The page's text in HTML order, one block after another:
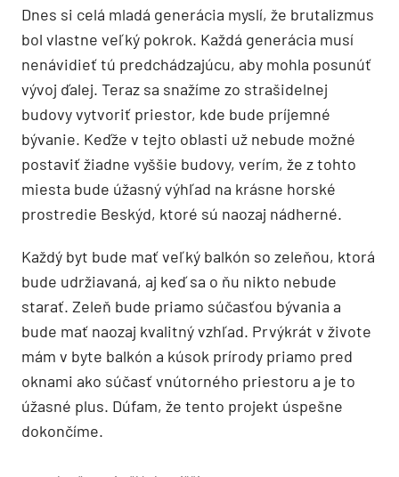
Dnes si celá mladá generácia myslí, že brutalizmus
bol vlastne veľký pokrok. Každá generácia musí
nenávidieť tú predchádzajúcu, aby mohla posunúť
vývoj ďalej. Teraz sa snažíme zo strašidelnej
budovy vytvoriť priestor, kde bude príjemné
bývanie. Keďže v tejto oblasti už nebude možné
postaviť žiadne vyššie budovy, verím, že z tohto
miesta bude úžasný výhľad na krásne horské
prostredie Beskýd, ktoré sú naozaj nádherné.
Každý byt bude mať veľký balkón so zeleňou, ktorá
bude udržiavaná, aj keď sa o ňu nikto nebude
starať. Zeleň bude priamo súčasťou bývania a
bude mať naozaj kvalitný vzhľad. Prvýkrát v živote
mám v byte balkón a kúsok prírody priamo pred
oknami ako súčasť vnútorného priestoru a je to
úžasné plus. Dúfam, že tento projekt úspešne
dokončíme.